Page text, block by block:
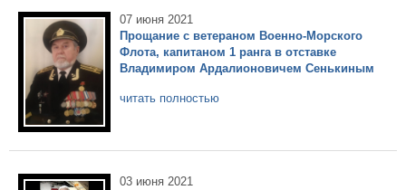
07 июня 2021
Прощание с ветераном Военно-Морского
Флота, капитаном 1 ранга в отставке
Владимиром Ардалионовичем Сенькиным
читать полностью
03 июня 2021